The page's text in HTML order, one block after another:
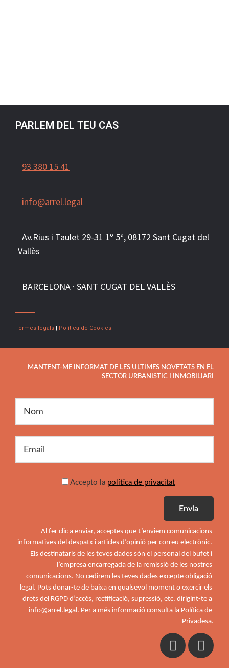
PARLEM DEL TEU CAS
93 380 15 41
info@arrel.legal
Av.Rius i Taulet 29-31 1º 5ª, 08172 Sant Cugat del
Vallès
BARCELONA · SANT CUGAT DEL VALLÈS
Termes legals Política de Cookies
MANTENT-ME INFORMAT DE LES ULTIMES NOVETATS EN EL
SECTOR URBANISTIC I INMOBILIARI
Accepto la política de privacitat
Al fer clic a enviar, acceptes que t’enviem comunicacions
informatives del despatx i articles d’opinió per correu electrònic.
Els destinataris de les teves dades són el personal del bufet i
l’empresa encarregada de la remissió de les nostres
comunicacions. No cedirem les teves dades excepte obligació
legal. Pots donar-te de baixa en qualsevol moment o exercir els
drets del RGPD d’accés, rectificació, supressió, etc. dirigint-te a
info@arrel.legal. Per a més informació consulta la Política de
Privadesa.